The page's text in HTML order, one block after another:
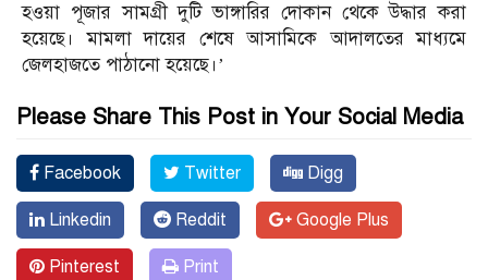
হওয়া পূজার সামগ্রী দুটি ভাঙ্গারির দোকান থেকে উদ্ধার করা
হয়েছে। মামলা দায়ের শেষে আসামিকে আদালতের মাধ্যমে
জেলহাজতে পাঠানো হয়েছে।’
Please Share This Post in Your Social Media
Facebook Twitter Digg
Linkedin Reddit Google Plus
Pinterest Print